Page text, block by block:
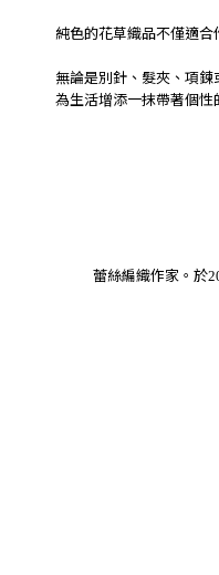
純色的花草織品不僅適
無論是別針、髮夾、項
為生活增添一抹帶著個性
蕾絲編織作家。於